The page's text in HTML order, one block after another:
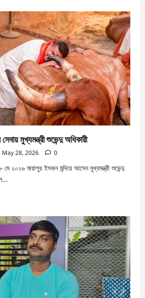
মুখ্যমন্ত্রী শুভেন্দু অধিকারী
May 28, 2026 0
মে ২০২৬ মায়াপুর ইসকন মন্দিরে আসেন মুখ্যমন্ত্রী শুভেন্দু